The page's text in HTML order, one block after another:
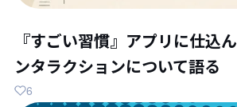
『すごい習慣』アプリに仕込
ンタラクションについて語る
6